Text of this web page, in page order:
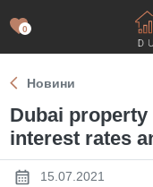
0
Новини
Dubai
interest rates
15.07.2021